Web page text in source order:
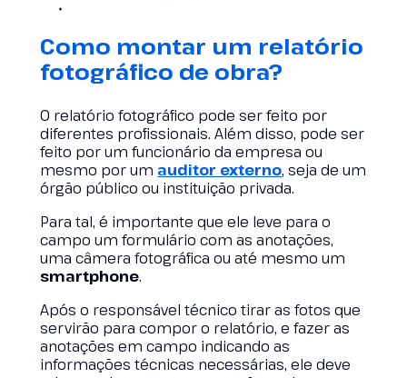
Como montar um relatório
fotográfico de obra?
O relatório fotográfico pode ser feito por
diferentes profissionais. Além disso, pode ser
feito por um funcionário da empresa ou
mesmo por um auditor externo, seja de um
órgão público ou instituição privada.
Para tal, é importante que ele leve para o
campo um formulário com as anotações,
uma câmera fotográfica ou até mesmo um
smartphone.
Após o responsável técnico tirar as fotos que
servirão para compor o relatório, e fazer as
anotações em campo indicando as
informações técnicas necessárias, ele deve